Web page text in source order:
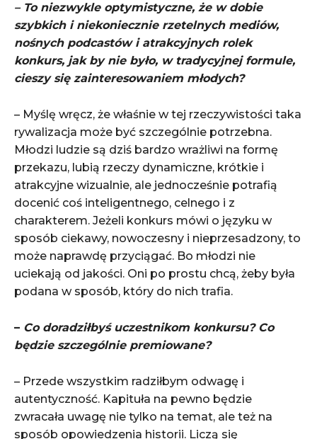
– To niezwykle optymistyczne, że w dobie
szybkich i niekoniecznie rzetelnych mediów,
nośnych podcastów i atrakcyjnych rolek
konkurs, jak by nie było, w tradycyjnej formule,
cieszy się zainteresowaniem młodych?
– Myślę wręcz, że właśnie w tej rzeczywistości taka
rywalizacja może być szczególnie potrzebna.
Młodzi ludzie są dziś bardzo wrażliwi na formę
przekazu, lubią rzeczy dynamiczne, krótkie i
atrakcyjne wizualnie, ale jednocześnie potrafią
docenić coś inteligentnego, celnego i z
charakterem. Jeżeli konkurs mówi o języku w
sposób ciekawy, nowoczesny i nieprzesadzony, to
może naprawdę przyciągać. Bo młodzi nie
uciekają od jakości. Oni po prostu chcą, żeby była
podana w sposób, który do nich trafia.
– Co doradziłbyś uczestnikom konkursu? Co
będzie szczególnie premiowane?
– Przede wszystkim radziłbym odwagę i
autentyczność. Kapituła na pewno będzie
zwracała uwagę nie tylko na temat, ale też na
sposób opowiedzenia historii. Liczą się